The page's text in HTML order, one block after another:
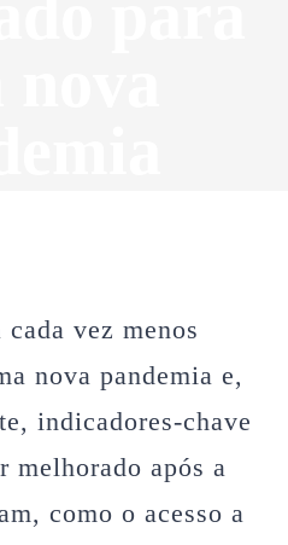
vez menos
nova pandemia e,
indicadores-chave
melhorado após a
como o acesso a